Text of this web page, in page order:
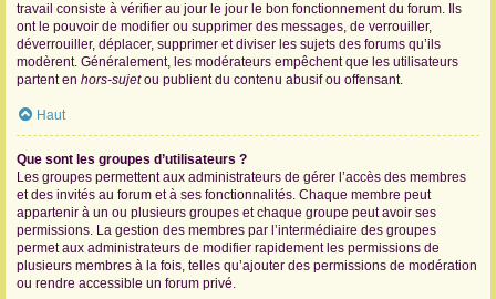
travail consiste à vérifier au jour le jour le bon fonctionnement du forum. Ils
ont le pouvoir de modifier ou supprimer des messages, de verrouiller,
déverrouiller, déplacer, supprimer et diviser les sujets des forums qu’ils
modèrent. Généralement, les modérateurs empêchent que les utilisateurs
partent en hors-sujetou publient du contenu abusif ou offensant.
Haut
Que sont les groupes d’utilisateurs ?
Les groupes permettent aux administrateurs de gérer l’accès des membres
et des invités au forum et à ses fonctionnalités. Chaque membre peut
appartenir à un ou plusieurs groupes et chaque groupe peut avoir ses
permissions. La gestion des membres par l’intermédiaire des groupes
permet aux administrateurs de modifier rapidement les permissions de
plusieurs membres à la fois, telles qu’ajouter des permissions de modération
ou rendre accessible un forum privé.